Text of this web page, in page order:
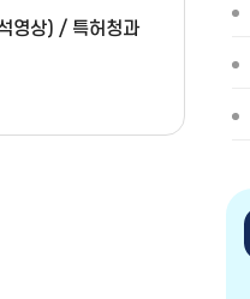
영상) / 특허청과